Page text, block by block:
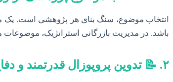
انتخاب موضوع، سنگ بنای هر پژوهشی است. یک
باشد. در مدیریت بازرگانی استراتژیک،
۲. 📝 تدوین پروپوزال قدرتمند و دفاع موفق